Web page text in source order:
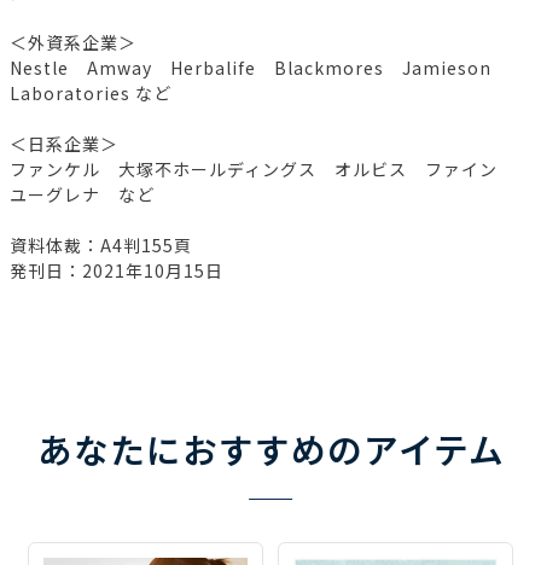
＜外資系企業＞
Nestle Amway Herbalife Blackmores Jamieson
Laboratories など
＜日系企業＞
ファンケル 大塚不ホールディングス オルビス ファイン
ユーグレナ など
資料体裁：A4判155頁
発刊日：2021年10月15日
あなたにおすすめのアイテム